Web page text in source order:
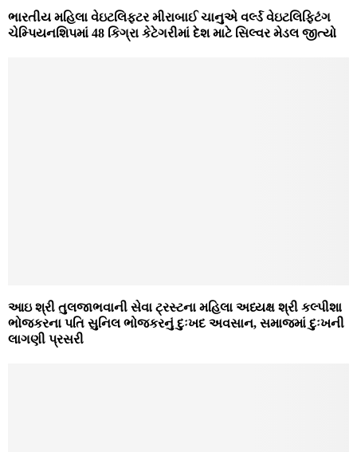
ભારતીય મહિલા વેઇટલિફ્ટર મીરાબાઈ ચાનુએ વર્લ્ડ વેઇટલિફ્ટિંગ
ચેમ્પિયનશિપમાં 48 કિગ્રા કેટેગરીમાં દેશ માટે સિલ્વર મેડલ જીત્યો
આઇ શ્રી તુલજાભવાની સેવા ટ્રસ્ટના મહિલા અધ્યક્ષ શ્રી કલ્પીશા
ભોજકરના પતિ સુનિલ ભોજકરનું દુઃખદ અવસાન, સમાજમાં દુઃખની
લાગણી પ્રસરી